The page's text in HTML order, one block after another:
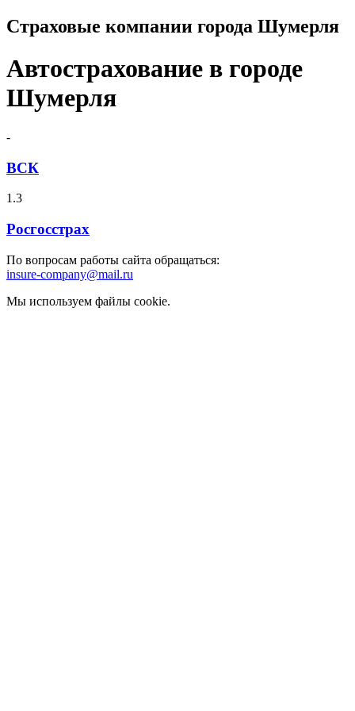
Страховые компании города Шумерля
Автострахование в городе
Шумерля
-
ВСК
1.3
Росгосстрах
По вопросам работы сайта обращаться:
insure-company@mail.ru
Мы используем файлы cookie.